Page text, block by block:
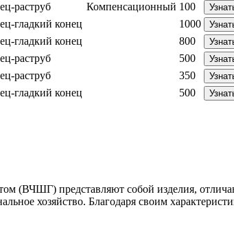
раструб Компенсационный 100
гладкий конец 1000
гладкий конец 800
раструб 500
раструб 350
гладкий конец 500
(ВЧШГ) представляют собой изделия,
хозяйство. Благодаря своим